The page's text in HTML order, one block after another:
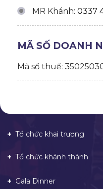
MR Khánh: 0337
MÃ SỐ DOANH
Mã số thuế:
Tổ chức khai trương
Tổ chức khánh thành
Gala Dinner